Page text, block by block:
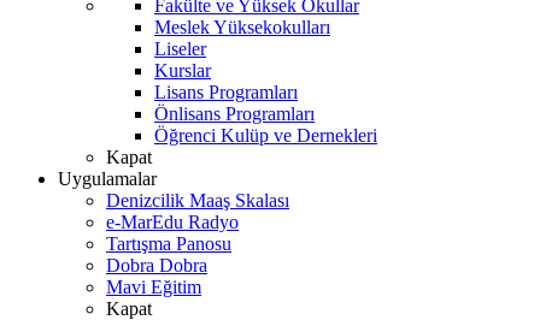
Fakülte ve Yüksek Okullar
Meslek Yüksekokulları
Liseler
Kurslar
Lisans Programları
Önlisans Programları
Öğrenci Kulüp ve Dernekleri
Kapat
Uygulamalar
Denizcilik Maaş Skalası
e-MarEdu Radyo
Tartışma Panosu
Dobra Dobra
Mavi Eğitim
Kapat